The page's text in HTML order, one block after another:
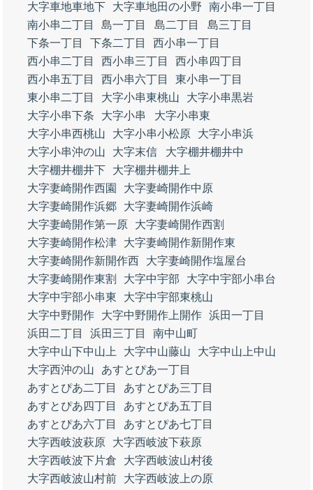
大字車地車地下
大字車地田の小野
南小串一丁目
南小串二丁目
島一丁目 島二丁目
島三丁目
下条一丁目
下条二丁目
西小串一丁目
西小串二丁目
西小串三丁目
西小串四丁目
西小串五丁目
西小串六丁目
東小串一丁目
東小串二丁目
大字小串東桃山
大字小串黒岩
大字小串下条
大字小串
大字小串東
大字小串西桃山
大字小串小松原
大字小串浜
大字小串沖の山
大字末信
大字棚井棚井中
大字棚井棚井下
大字棚井棚井上
大字妻崎開作西園
大字妻崎開作中原
大字妻崎開作浜郷
大字妻崎開作浜崎
大字妻崎開作第一原
大字妻崎開作西割
大字妻崎開作松津
大字妻崎開作新開作東
大字妻崎開作新開作西
大字妻崎開作塩屋台
大字妻崎開作東割
大字中宇部
大字中宇部小串台
大字中宇部小串東
大字中宇部東桃山
大字中野開作
大字中野開作上開作 浜田一丁目
浜田二丁目
浜田三丁目
南中山町
大字中山下中山上
大字中山藤山
大字中山上中山
大字西沖の山
あすとぴあ一丁目
あすとぴあ二丁目
あすとぴあ三丁目
あすとぴあ四丁目
あすとぴあ五丁目
あすとぴあ六丁目
あすとぴあ七丁目
大字西岐波萩原
大字西岐波下萩原
大字西岐波下片倉
大字西岐波山村後
大字西岐波山村前
大字西岐波上の原